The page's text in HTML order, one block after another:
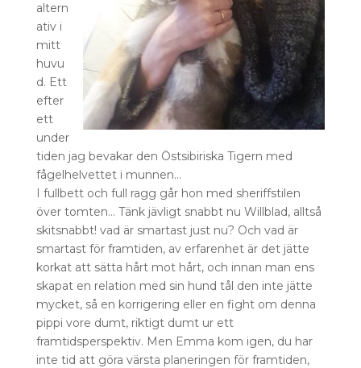
altern
ativ i
mitt
huvu
d. Ett
efter
ett
under
tiden jag bevakar den Östsibiriska Tigern med
fågelhelvettet i munnen…
I fullbett och full ragg går hon med sheriffstilen
över tomten… Tänk jävligt snabbt nu Willblad, alltså
skitsnabbt! vad är smartast just nu? Och vad är
smartast för framtiden, av erfarenhet är det jätte
korkat att sätta hårt mot hårt, och innan man ens
skapat en relation med sin hund tål den inte jätte
mycket, så en korrigering eller en fight om denna
pippi vore dumt, riktigt dumt ur ett
framtidsperspektiv. Men Emma kom igen, du har
inte tid att göra värsta planeringen för framtiden,